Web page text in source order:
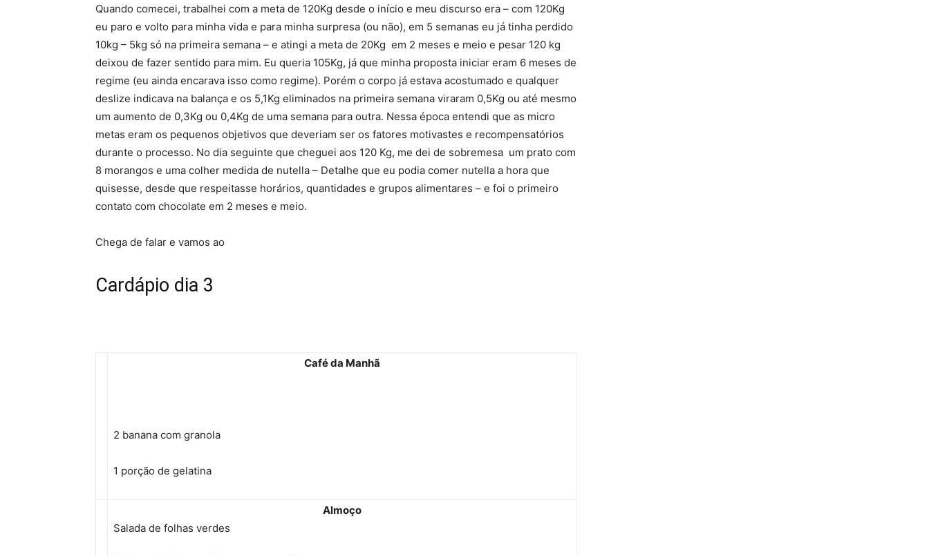
Quando comecei, trabalhei com a meta de 120Kg desde o início e meu discurso era – com 120Kg
eu paro e volto para minha vida e para minha surpresa (ou não), em 5 semanas eu já tinha perdido
10kg – 5kg só na primeira semana – e atingi a meta de 20Kg em 2 meses e meio e pesar 120 kg
deixou de fazer sentido para mim. Eu queria 105Kg, já que minha proposta iniciar eram 6 meses de
regime (eu ainda encarava isso como regime). Porém o corpo já estava acostumado e qualquer
deslize indicava na balança e os 5,1Kg eliminados na primeira semana viraram 0,5Kg ou até mesmo
um aumento de 0,3Kg ou 0,4Kg de uma semana para outra. Nessa época entendi que as micro
metas eram os pequenos objetivos que deveriam ser os fatores motivastes e recompensatórios
durante o processo. No dia seguinte que cheguei aos 120 Kg, me dei de sobremesa um prato com
8 morangos e uma colher medida de nutella – Detalhe que eu podia comer nutella a hora que
quisesse, desde que respeitasse horários, quantidades e grupos alimentares – e foi o primeiro
contato com chocolate em 2 meses e meio.
Chega de falar e vamos ao
Cardápio dia 3
Café da Manhã
2 banana com granola
1 porção de gelatina
Almoço
Salada de folhas verdes